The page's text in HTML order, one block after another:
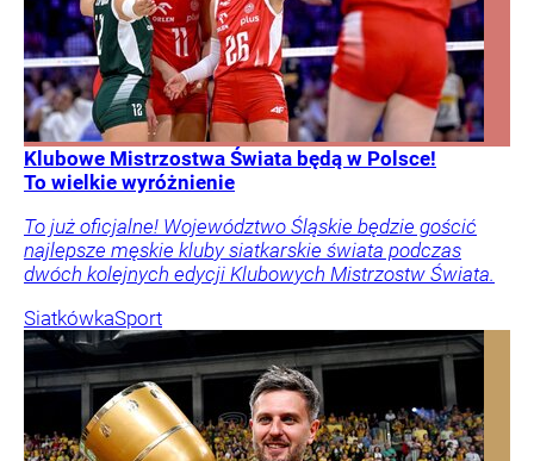
Klubowe Mistrzostwa Świata będą w Polsce!
To wielkie wyróżnienie
To już oficjalne! Województwo Śląskie będzie gościć
najlepsze męskie kluby siatkarskie świata podczas
dwóch kolejnych edycji Klubowych Mistrzostw Świata.
SiatkówkaSport